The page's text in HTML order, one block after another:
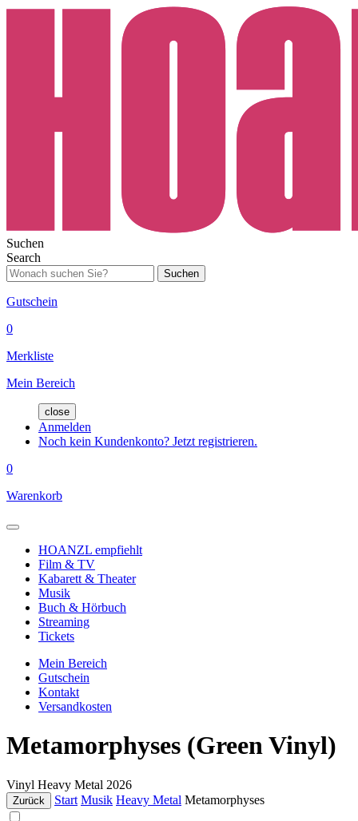
Suchen
Search
Suchen
Gutschein
0
Merkliste
Mein Bereich
close
Anmelden
Noch kein Kundenkonto? Jetzt registrieren.
0
Warenkorb
HOANZL empfiehlt
Film & TV
Kabarett & Theater
Musik
Buch & Hörbuch
Streaming
Tickets
Mein Bereich
Gutschein
Kontakt
Versandkosten
Metamorphyses (Green Vinyl)
Vinyl Heavy Metal 2026
Zurück Start Musik Heavy Metal Metamorphyses